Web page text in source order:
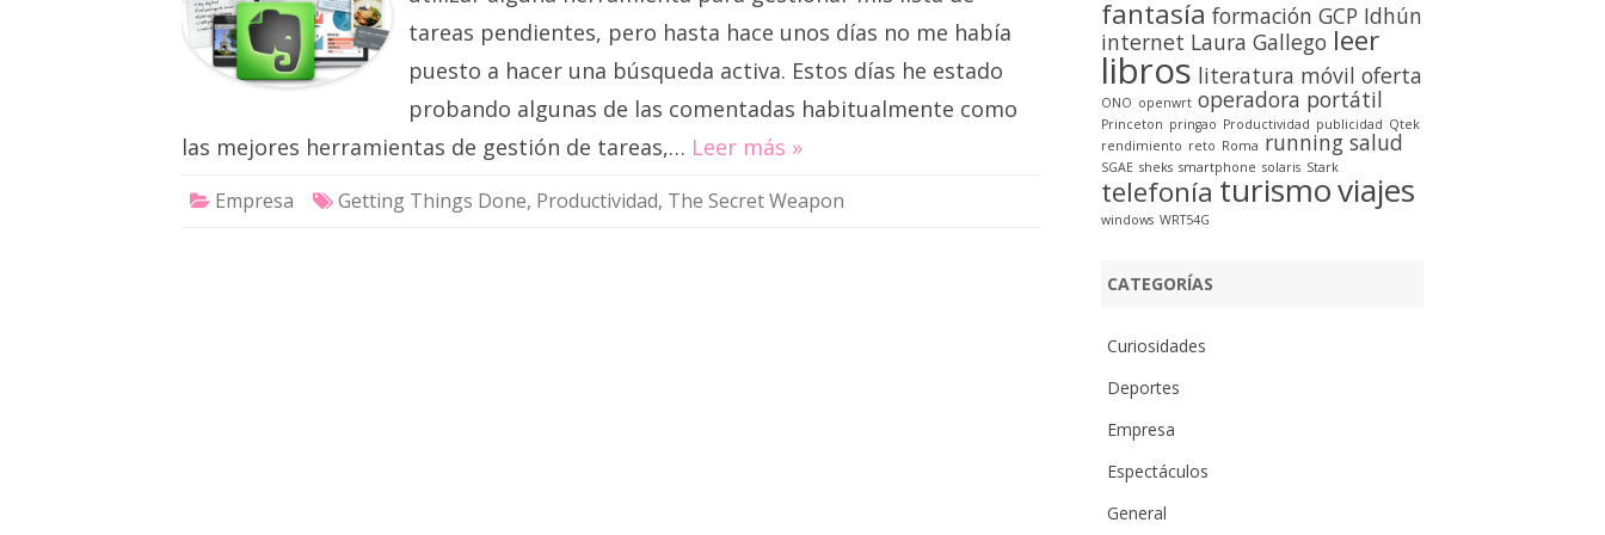
tareas pendientes, pero hasta hace unos días no me había
puesto a hacer una búsqueda activa. Estos días he estado
probando algunas de las comentadas habitualmente como
las mejores herramientas de gestión de tareas,… Leer más »
Empresa Getting Things Done, Productividad, The Secret Weapon
fantasía formación GCP Idhún
internet Laura Gallego leer
libros literatura móvil oferta
ONO openwrt operadora portátil
Princeton pringao Productividad publicidad Qtek
rendimiento reto Roma running salud
SGAE sheks smartphone solaris Stark
telefonía turismoviajes
windows WRT54G
CATEGORÍAS
Curiosidades
Deportes
Empresa
Espectáculos
General